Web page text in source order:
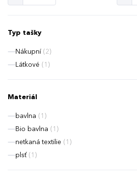
Typ tašky
Nákupní(2)
Látkové (1)
Materiál
bavlna (1)
Bio bavlna (1)
netkaná textilie (1)
plsť (1)